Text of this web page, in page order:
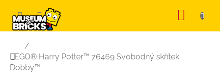
obsah
Domov
/
LEGO® Harry Potter™ 76469 Svobodný skřítek
Dobby™